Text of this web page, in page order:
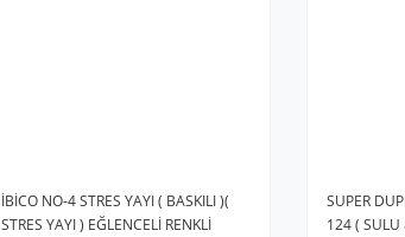
İBİCO NO-4 STRES YAYI ( BASKILI )(
STRES YAYI ) EĞLENCELİ RENKLİ
SUPER
124 ( SULU